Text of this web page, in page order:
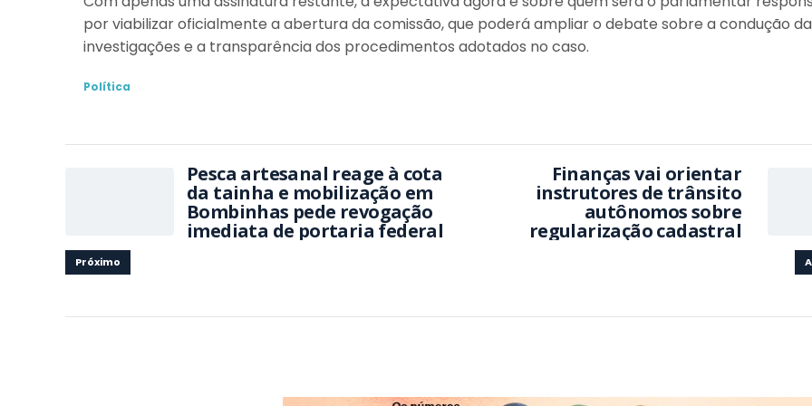
por viabilizar oficialmente a abertura da comissão, que poderá ampliar o debate sobre a condução
investigações e a transparência dos procedimentos adotados no caso.
Política
Pesca artesanal reage à cota
da tainha e mobilização em
Bombinhas pede revogação
imediata de portaria federal
Próximo
Finanças vai orientar
instrutores de trânsito
autônomos sobre
regularização cadastral